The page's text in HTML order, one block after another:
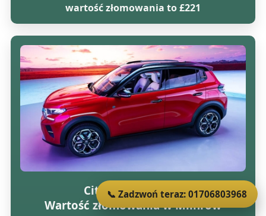
wartość złomowania to £221
Citroen c3 vtr 16v
Wartość złomowania w Milnrow
📞 Zadzwoń teraz: 01706803968